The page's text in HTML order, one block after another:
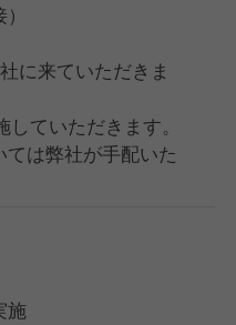
に来ていただきま
ていただきます。
は弊社が手配いた
施